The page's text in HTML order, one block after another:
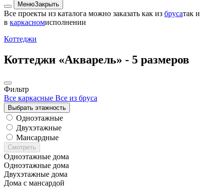
МенюЗакрыть
Все проекты из каталога можно заказать как из брусатак и
в каркасномисполнении
Коттеджи
Коттеджи «Акварель» - 5 размеров
Фильтр
Все каркасные Все из бруса
Выбрать этажность
Одноэтажные
Двухэтажные
Мансардные
Смотреть
Одноэтажные дома
Одноэтажные дома
Двухэтажные дома
Дома с мансардой